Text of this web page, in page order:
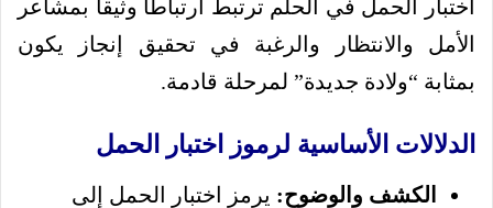
اختبار الحمل في الحلم ترتبط ارتباطاً وثيقاً بمشاعر
الأمل والانتظار والرغبة في تحقيق إنجاز يكون
بمثابة “ولادة جديدة” لمرحلة قادمة.
الدلالات الأساسية لرموز اختبار الحمل
الكشف والوضوح: يرمز اختبار الحمل إلى